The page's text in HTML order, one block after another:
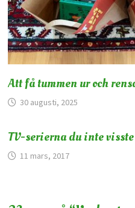
Att få tummen ur och
30 augusti, 2025
TV-serierna du inte
11 mars, 2017